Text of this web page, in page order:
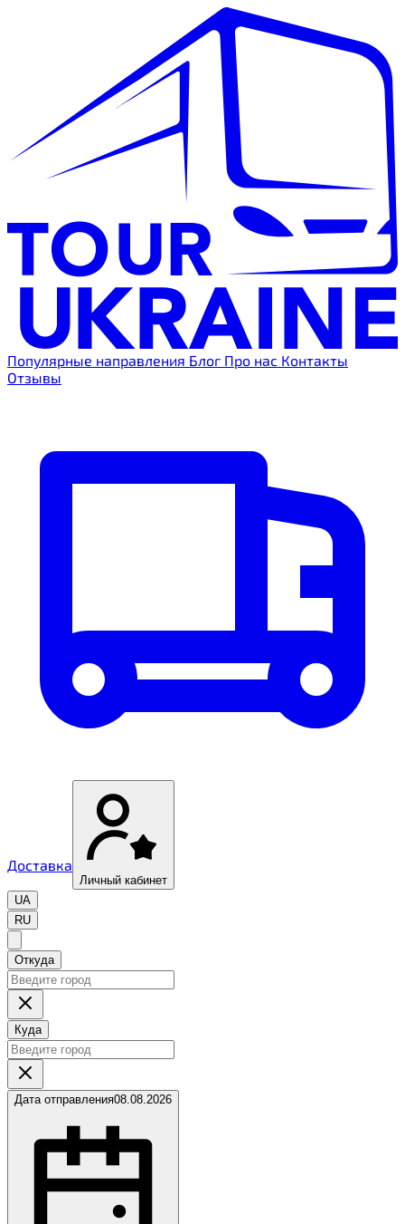
Популярные направления Блог Про нас Контакты
Отзывы
Доставка
Личный кабинет
UA
RU
Откуда
Куда
Дата отправления08.08.2026